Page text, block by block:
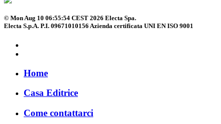
© Mon Aug 10 06:55:54 CEST 2026 Electa Spa.
Electa S.p.A. P.I. 09671010156 Azienda certificata UNI EN ISO 9001
Home
Casa Editrice
Come contattarci